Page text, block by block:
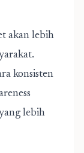
akan lebih
konsisten
lebih